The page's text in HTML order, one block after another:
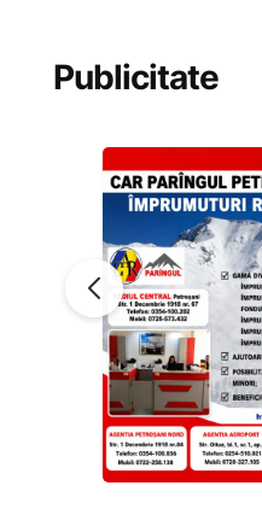
Publicitate